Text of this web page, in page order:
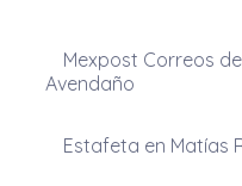
Mexpost Correos
Avendaño
Estafeta en Matías